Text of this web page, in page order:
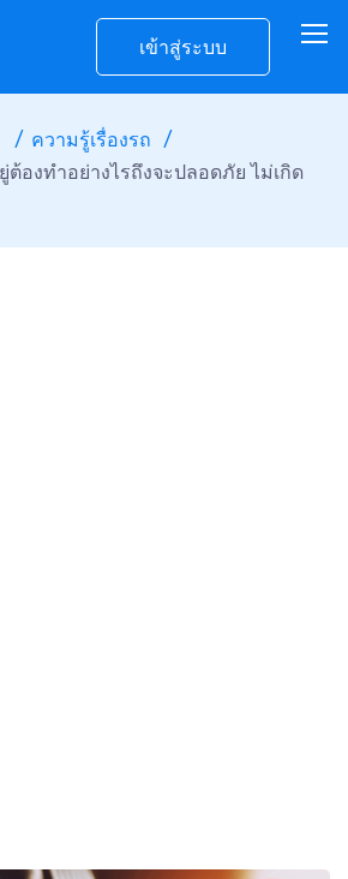
เข้าสู่ระบบ
ความรู้เรื่องรถ
องทำอย่างไรถึงจะปลอดภัย ไม่เกิด